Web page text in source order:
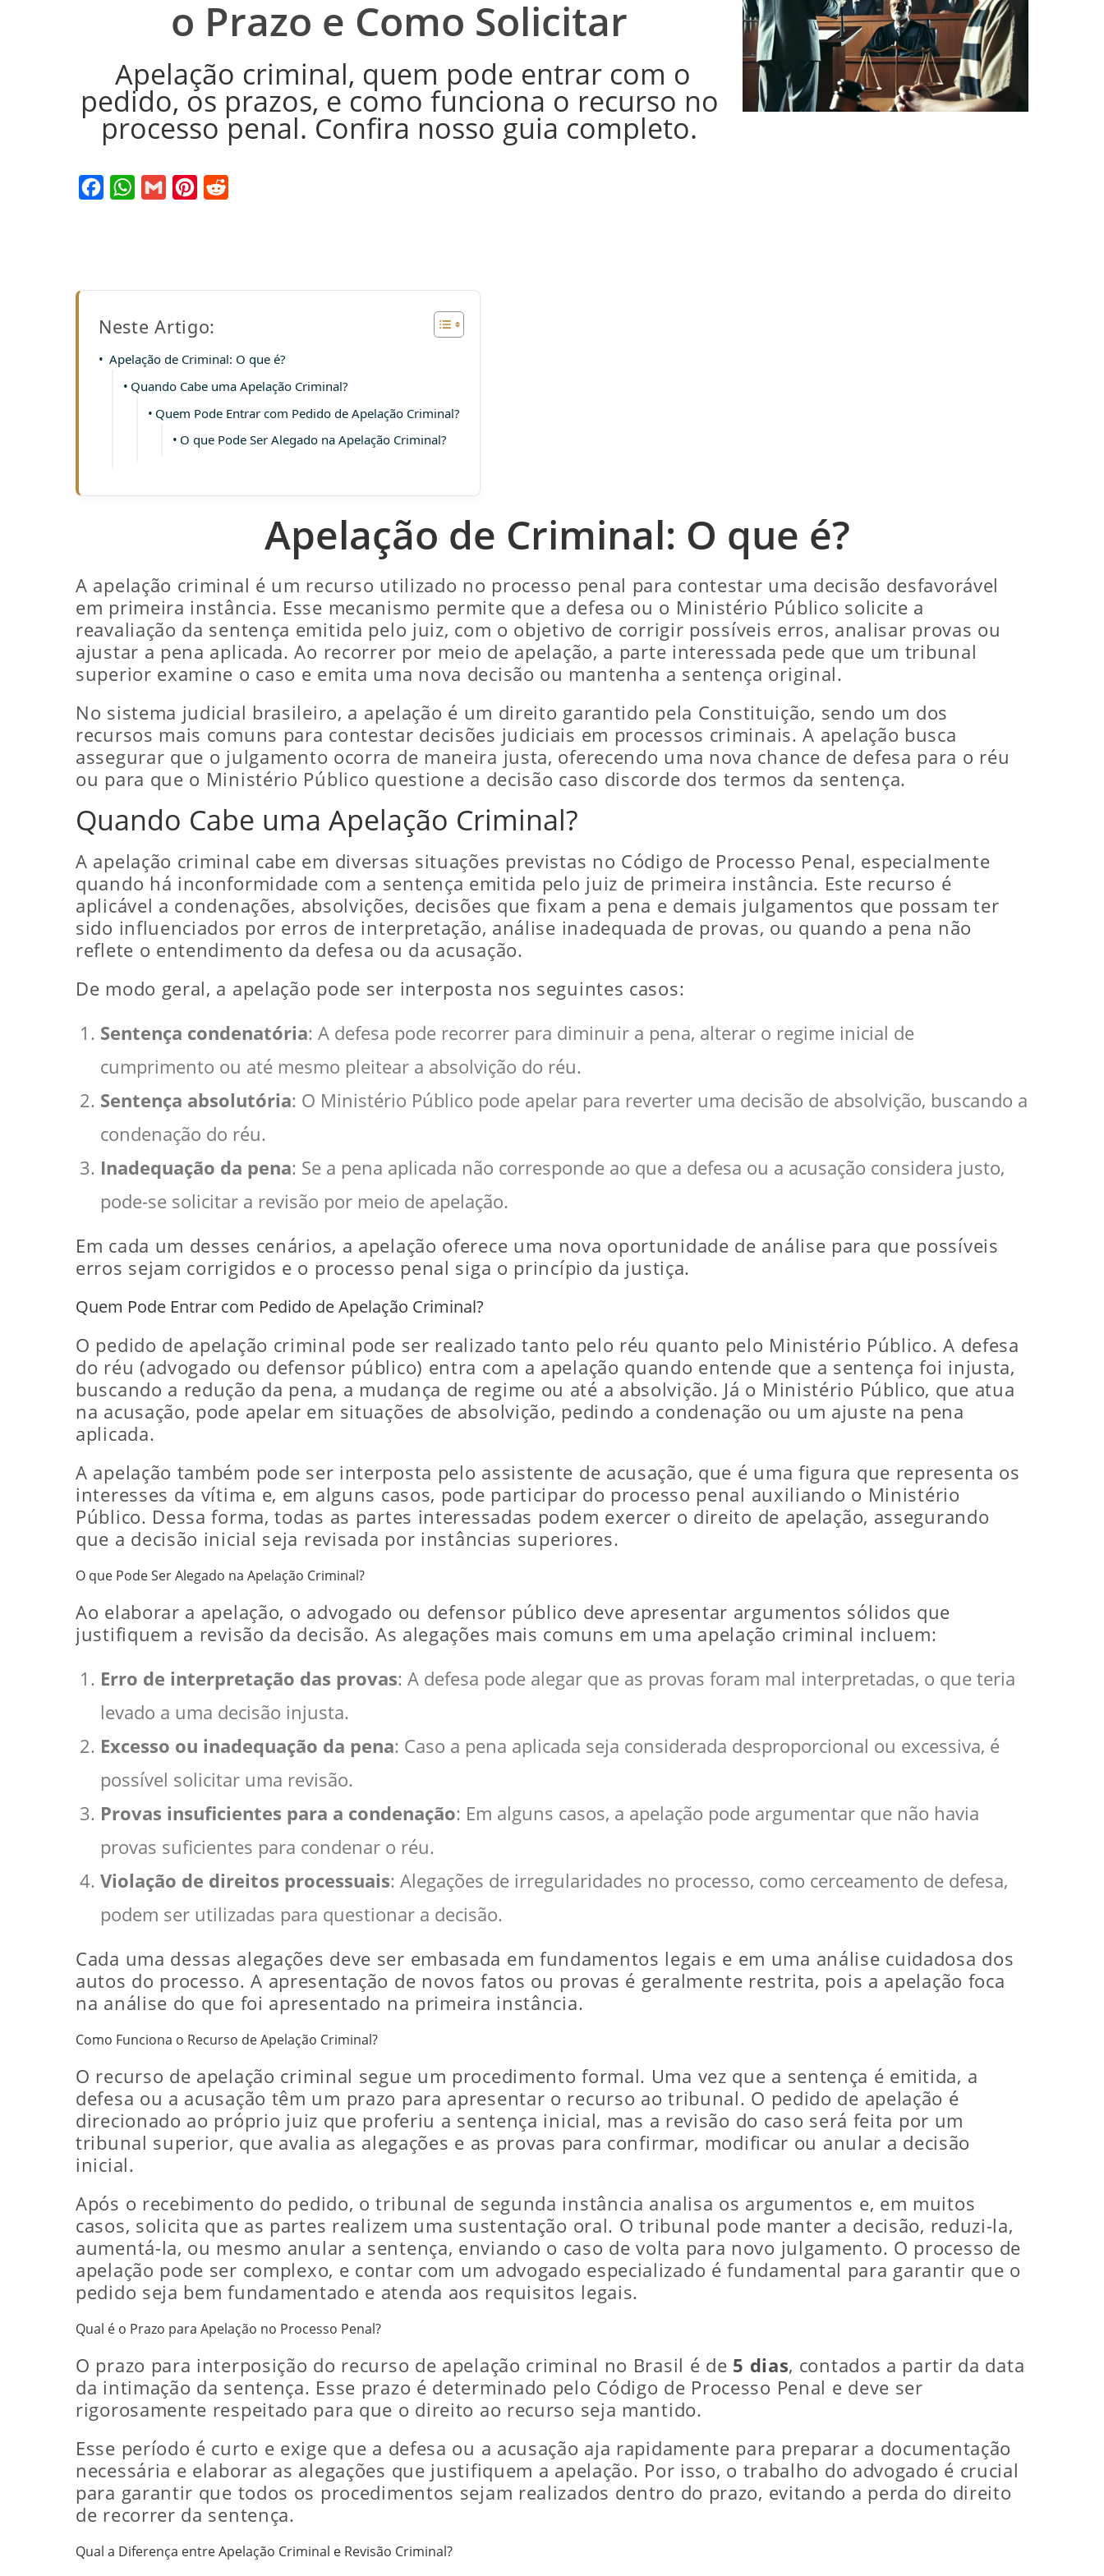
o Prazo e Como Solicitar
Apelação criminal, quem pode entrar com o
pedido, os prazos, e como funciona o recurso no
processo penal. Confira nosso guia completo.
Neste Artigo:
Apelação de Criminal: O que é?
Quando Cabe uma Apelação Criminal?
Quem Pode Entrar com Pedido de Apelação Criminal?
O que Pode Ser Alegado na Apelação Criminal?
Apelação de Criminal: O que é?
A apelação criminal é um recurso utilizado no processo penal para contestar uma decisão desfavorável
em primeira instância. Esse mecanismo permite que a defesa ou o Ministério Público solicite a
reavaliação da sentença emitida pelo juiz, com o objetivo de corrigir possíveis erros, analisar provas ou
ajustar a pena aplicada. Ao recorrer por meio de apelação, a parte interessada pede que um tribunal
superior examine o caso e emita uma nova decisão ou mantenha a sentença original.
No sistema judicial brasileiro, a apelação é um direito garantido pela Constituição, sendo um dos
recursos mais comuns para contestar decisões judiciais em processos criminais. A apelação busca
assegurar que o julgamento ocorra de maneira justa, oferecendo uma nova chance de defesa para o réu
ou para que o Ministério Público questione a decisão caso discorde dos termos da sentença.
Quando Cabe uma Apelação Criminal?
A apelação criminal cabe em diversas situações previstas no Código de Processo Penal, especialmente
quando há inconformidade com a sentença emitida pelo juiz de primeira instância. Este recurso é
aplicável a condenações, absolvições, decisões que fixam a pena e demais julgamentos que possam ter
sido influenciados por erros de interpretação, análise inadequada de provas, ou quando a pena não
reflete o entendimento da defesa ou da acusação.
De modo geral, a apelação pode ser interposta nos seguintes casos:
Sentença condenatória: A defesa pode recorrer para diminuir a pena, alterar o regime inicial de
cumprimento ou até mesmo pleitear a absolvição do réu.
Sentença absolutória: O Ministério Público pode apelar para reverter uma decisão de absolvição, buscando a
condenação do réu.
Inadequação da pena: Se a pena aplicada não corresponde ao que a defesa ou a acusação considera justo,
pode-se solicitar a revisão por meio de apelação.
Em cada um desses cenários, a apelação oferece uma nova oportunidade de análise para que possíveis
erros sejam corrigidos e o processo penal siga o princípio da justiça.
Quem Pode Entrar com Pedido de Apelação Criminal?
O pedido de apelação criminal pode ser realizado tanto pelo réu quanto pelo Ministério Público. A defesa
do réu (advogado ou defensor público) entra com a apelação quando entende que a sentença foi injusta,
buscando a redução da pena, a mudança de regime ou até a absolvição. Já o Ministério Público, que atua
na acusação, pode apelar em situações de absolvição, pedindo a condenação ou um ajuste na pena
aplicada.
A apelação também pode ser interposta pelo assistente de acusação, que é uma figura que representa os
interesses da vítima e, em alguns casos, pode participar do processo penal auxiliando o Ministério
Público. Dessa forma, todas as partes interessadas podem exercer o direito de apelação, assegurando
que a decisão inicial seja revisada por instâncias superiores.
O que Pode Ser Alegado na Apelação Criminal?
Ao elaborar a apelação, o advogado ou defensor público deve apresentar argumentos sólidos que
justifiquem a revisão da decisão. As alegações mais comuns em uma apelação criminal incluem:
Erro de interpretação das provas: A defesa pode alegar que as provas foram mal interpretadas, o que teria
levado a uma decisão injusta.
Excesso ou inadequação da pena: Caso a pena aplicada seja considerada desproporcional ou excessiva, é
possível solicitar uma revisão.
Provas insuficientes para a condenação: Em alguns casos, a apelação pode argumentar que não havia
provas suficientes para condenar o réu.
Violação de direitos processuais: Alegações de irregularidades no processo, como cerceamento de defesa,
podem ser utilizadas para questionar a decisão.
Cada uma dessas alegações deve ser embasada em fundamentos legais e em uma análise cuidadosa dos
autos do processo. A apresentação de novos fatos ou provas é geralmente restrita, pois a apelação foca
na análise do que foi apresentado na primeira instância.
Como Funciona o Recurso de Apelação Criminal?
O recurso de apelação criminal segue um procedimento formal. Uma vez que a sentença é emitida, a
defesa ou a acusação têm um prazo para apresentar o recurso ao tribunal. O pedido de apelação é
direcionado ao próprio juiz que proferiu a sentença inicial, mas a revisão do caso será feita por um
tribunal superior, que avalia as alegações e as provas para confirmar, modificar ou anular a decisão
inicial.
Após o recebimento do pedido, o tribunal de segunda instância analisa os argumentos e, em muitos
casos, solicita que as partes realizem uma sustentação oral. O tribunal pode manter a decisão, reduzi-la,
aumentá-la, ou mesmo anular a sentença, enviando o caso de volta para novo julgamento. O processo de
apelação pode ser complexo, e contar com um advogado especializado é fundamental para garantir que o
pedido seja bem fundamentado e atenda aos requisitos legais.
Qual é o Prazo para Apelação no Processo Penal?
O prazo para interposição do recurso de apelação criminal no Brasil é de 5 dias, contados a partir da data
da intimação da sentença. Esse prazo é determinado pelo Código de Processo Penal e deve ser
rigorosamente respeitado para que o direito ao recurso seja mantido.
Esse período é curto e exige que a defesa ou a acusação aja rapidamente para preparar a documentação
necessária e elaborar as alegações que justifiquem a apelação. Por isso, o trabalho do advogado é crucial
para garantir que todos os procedimentos sejam realizados dentro do prazo, evitando a perda do direito
de recorrer da sentença.
Qual a Diferença entre Apelação Criminal e Revisão Criminal?